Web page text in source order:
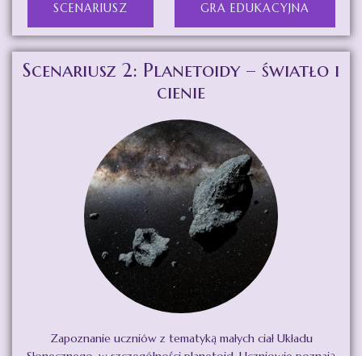
SCENARIUSZ GRA EDUKACYJNA
Scenariusz 2: Planetoidy – światło i
cienie
Zapoznanie uczniów z tematyką małych ciał Układu